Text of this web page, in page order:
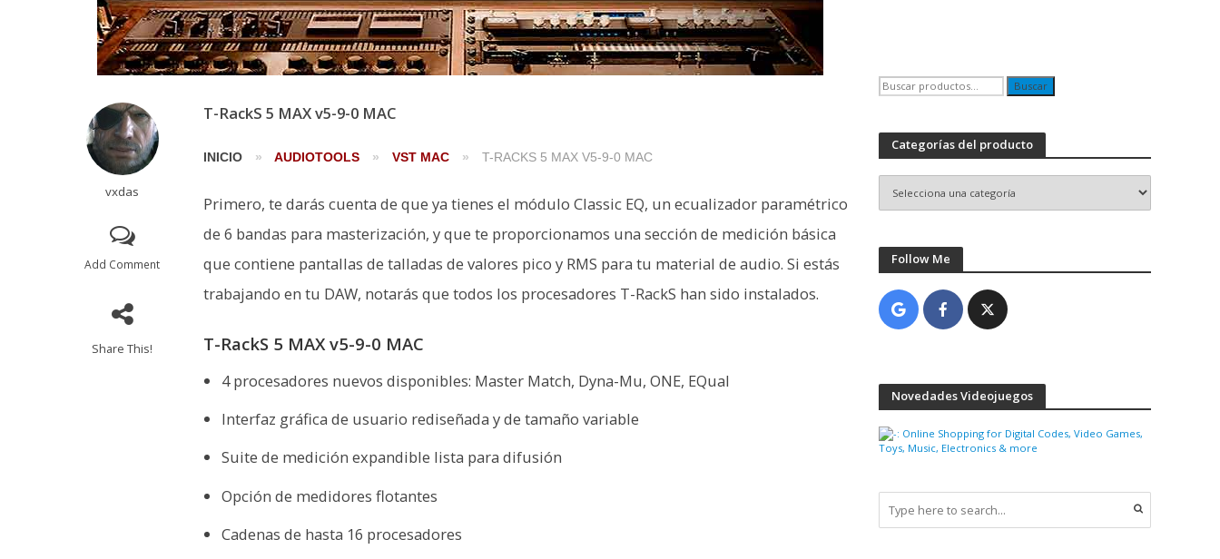
vxdas
Add Comment
Share This!
T-RackS 5 MAX v5-9-0 MAC
INICIO » AUDIOTOOLS » VST MAC » T-RACKS 5 MAX V5-9-0 MAC
Primero, te darás cuenta de que ya tienes el módulo Classic EQ, un ecualizador paramétrico
de 6 bandas para masterización, y que te proporcionamos una sección de medición básica
que contiene pantallas de talladas de valores pico y RMS para tu material de audio. Si estás
trabajando en tu DAW, notarás que todos los procesadores T-RackS han sido instalados.
T-RackS 5 MAX v5-9-0 MAC
4 procesadores nuevos disponibles: Master Match, Dyna-Mu, ONE, EQual
Interfaz gráfica de usuario rediseñada y de tamaño variable
Suite de medición expandible lista para difusión
Opción de medidores flotantes
Cadenas de hasta 16 procesadores
Buscar
por:
Buscar
Categorías del producto
Follow Me
Novedades Videojuegos